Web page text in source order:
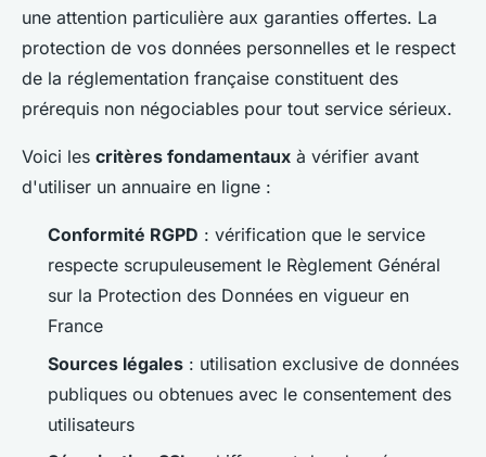
une attention particulière aux garanties offertes. La
protection de vos données personnelles et le respect
de la réglementation française constituent des
prérequis non négociables pour tout service sérieux.
Voici les critères fondamentaux à vérifier avant
d'utiliser un annuaire en ligne :
Conformité RGPD : vérification que le service
respecte scrupuleusement le Règlement Général
sur la Protection des Données en vigueur en
France
Sources légales : utilisation exclusive de données
publiques ou obtenues avec le consentement des
utilisateurs